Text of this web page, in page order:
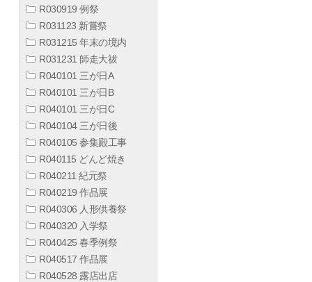
R030919 例祭
R031123 新嘗祭
R031215 年末の境内
R031231 師走大祓
R040101 三が日A
R040101 三が日B
R040101 三が日C
R040104 三が日後
R040105 参集殿工事
R040115 どんど焼き
R040211 紀元祭
R040219 作品展
R040306 人形供養祭
R040320 入学祭
R040425 春季例祭
R040517 作品展
R040528 露店出店